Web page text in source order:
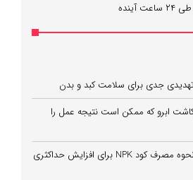
جدی برای سلامت کبد و بدن
کاشت ابرو که ممکن است نتیجه عمل را
راهنمای کامل زمان و نحوه مصرف کود NPK برای افزایش حداکثری